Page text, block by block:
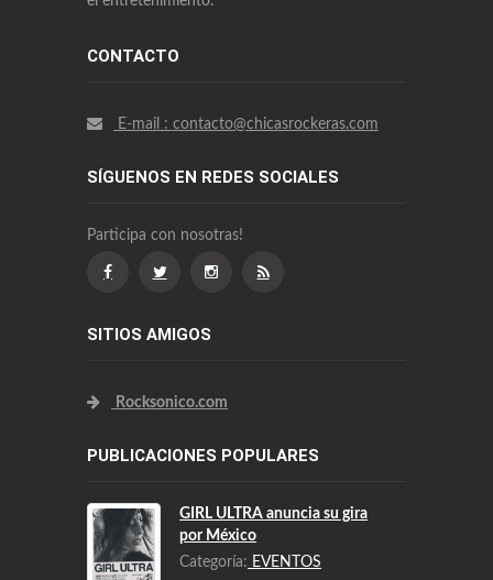
el entretenimiento.
CONTACTO
E-mail : contacto@chicasrockeras.com
SÍGUENOS EN REDES SOCIALES
Participa con nosotras!
SITIOS AMIGOS
Rocksonico.com
PUBLICACIONES POPULARES
GIRL ULTRA anuncia su gira
por México
Categoría:EVENTOS